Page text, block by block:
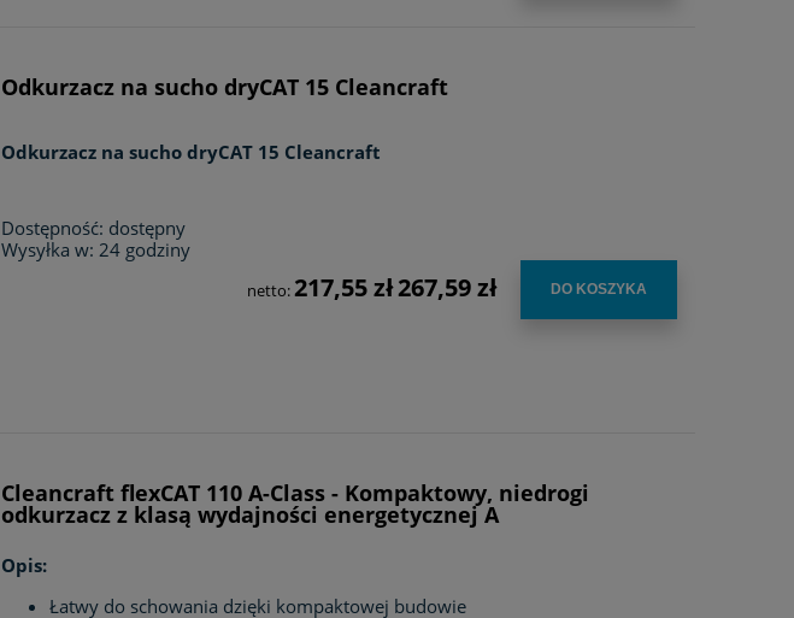
Odkurzacz na sucho dryCAT 15 Cleancraft
Odkurzacz na sucho dryCAT 15 Cleancraft
Dostępność: dostępny
Wysyłka w: 24 godziny
netto:217,55 zł267,59 zł DO KOSZYKA
Cleancraft flexCAT 110 A-Class - Kompaktowy, niedrogi
odkurzacz z klasą wydajności energetycznej A
Opis:
Łatwy do schowania dzięki kompaktowej budowie